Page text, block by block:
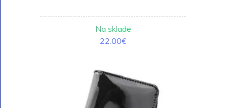
Na sklade
22.00€